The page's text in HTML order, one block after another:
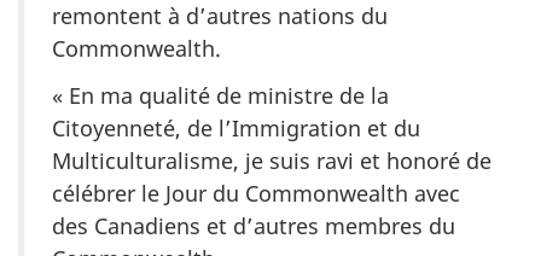
remontent à d’autres nations du
Commonwealth.
« En ma qualité de ministre de la
Citoyenneté, de l’Immigration et du
Multiculturalisme, je suis ravi et honoré de
célébrer le Jour du Commonwealth avec
des Canadiens et d’autres membres du